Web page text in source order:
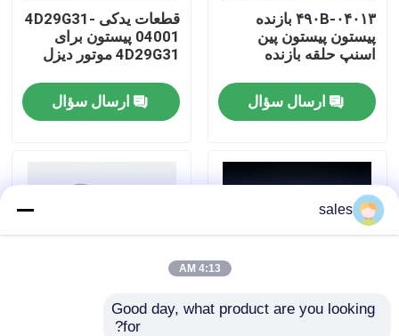
تور کارخانه
کنترل کیفیت
با ما تماس بگیرید
درخواست نقل قول
۴۹۰B-۰۴۰۱۳ بازنده
پیستون پیستون پین
اسنپ حلقه بازنده
ارسال سؤال
قطعات یدکی 4D29G31-
04001 پیستون برای
4D29G31 موتور دیزل
ارسال سؤال
sales
4:13 AM
Good day, what product are you looking
for?